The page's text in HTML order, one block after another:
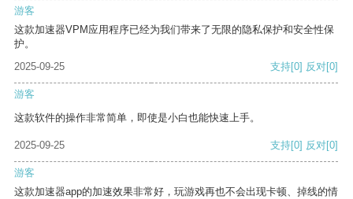
游客
这款加速器VPM应用程序已经为我们带来了无限的隐私保护和安全性保
护。
2025-09-25
支持[0] 反对[0]
游客
这款软件的操作非常简单，即使是小白也能快速上手。
2025-09-25 支持[0] 反对[0]
游客
这款加速器app的加速效果非常好，玩游戏再也不会出现卡顿、掉线的情